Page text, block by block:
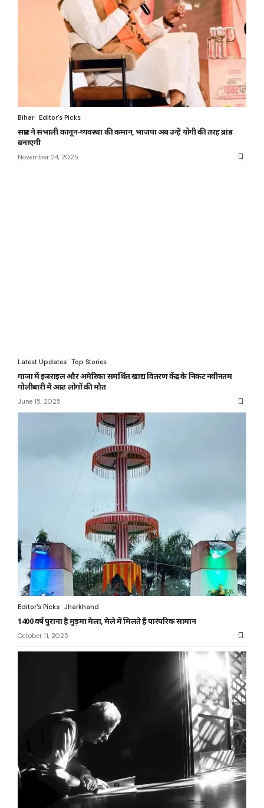
Bihar Editor's Picks
सम्राट ने संभाली कानून-व्यवस्था की कमान, भाजपा अब उन्हें योगी की तरह ब्रांड
बनाएगी
November 24, 2025
Latest Updates Top Stories
गाजा में इजराइल और अमेरिका समर्थित खाद्य वितरण केंद्र के निकट नवीनतम
गोलीबारी में आठ लोगों की मौत
June 15, 2025
Editor's Picks Jharkhand
1400 वर्ष पुराना है मुड़मा मेला, मेले में मिलते हैं पारंपरिक सामान
October 11, 2025